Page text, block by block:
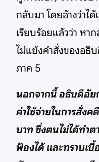
กลับมา โดยอ้างว่าไ
เรียบร้อยแล้วว่า หา
ไม่แย้งคำสั่งของอธิ
ภาค 5
นอกจากนี้ อธิบดีอัย
ค่าใช้จ่ายในการสั่ง
บาท ซึ่งตนไม่ได้ทำต
ฟ้องได้ และทราบเบื้